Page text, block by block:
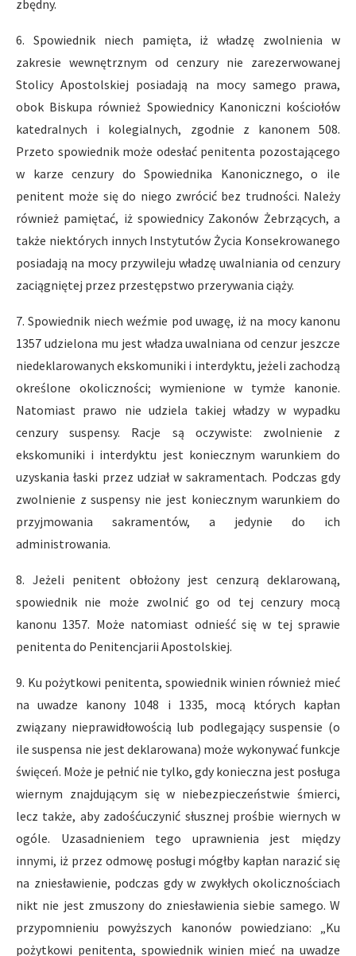
zbędny.
6. Spowiednik niech pamięta, iż władzę zwolnienia w
zakresie wewnętrznym od cenzury nie zarezerwowanej
Stolicy Apostolskiej posiadają na mocy samego prawa,
obok Biskupa również Spowiednicy Kanoniczni kościołów
katedralnych i kolegialnych, zgodnie z kanonem 508.
Przeto spowiednik może odesłać penitenta pozostającego
w karze cenzury do Spowiednika Kanonicznego, o ile
penitent może się do niego zwrócić bez trudności. Należy
również pamiętać, iż spowiednicy Zakonów Żebrzących, a
także niektórych innych Instytutów Życia Konsekrowanego
posiadają na mocy przywileju władzę uwalniania od cenzury
zaciągniętej przez przestępstwo przerywania ciąży.
7. Spowiednik niech weźmie pod uwagę, iż na mocy kanonu
1357 udzielona mu jest władza uwalniana od cenzur jeszcze
niedeklarowanych ekskomuniki i interdyktu, jeżeli zachodzą
określone okoliczności; wymienione w tymże kanonie.
Natomiast prawo nie udziela takiej władzy w wypadku
cenzury suspensy. Racje są oczywiste: zwolnienie z
ekskomuniki i interdyktu jest koniecznym warunkiem do
uzyskania łaski przez udział w sakramentach. Podczas gdy
zwolnienie z suspensy nie jest koniecznym warunkiem do
przyjmowania sakramentów, a jedynie do ich
administrowania.
8. Jeżeli penitent obłożony jest cenzurą deklarowaną,
spowiednik nie może zwolnić go od tej cenzury mocą
kanonu 1357. Może natomiast odnieść się w tej sprawie
penitenta do Penitencjarii Apostolskiej.
9. Ku pożytkowi penitenta, spowiednik winien również mieć
na uwadze kanony 1048 i 1335, mocą których kapłan
związany nieprawidłowością lub podlegający suspensie (o
ile suspensa nie jest deklarowana) może wykonywać funkcje
święceń. Może je pełnić nie tylko, gdy konieczna jest posługa
wiernym znajdującym się w niebezpieczeństwie śmierci,
lecz także, aby zadośćuczynić słusznej prośbie wiernych w
ogóle. Uzasadnieniem tego uprawnienia jest między
innymi, iż przez odmowę posługi mógłby kapłan narazić się
na zniesławienie, podczas gdy w zwykłych okolicznościach
nikt nie jest zmuszony do zniesławienia siebie samego. W
przypomnieniu powyższych kanonów powiedziano: „Ku
pożytkowi penitenta, spowiednik winien mieć na uwadze